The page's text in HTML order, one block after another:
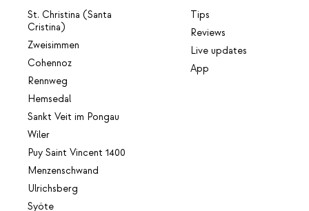
St. Christina (Santa
Cristina)
Zweisimmen
Cohennoz
Rennweg
Hemsedal
Sankt Veit im Pongau
Wiler
Puy Saint Vincent 1400
Menzenschwand
Ulrichsberg
Syöte
Tips
Reviews
Live updates
App